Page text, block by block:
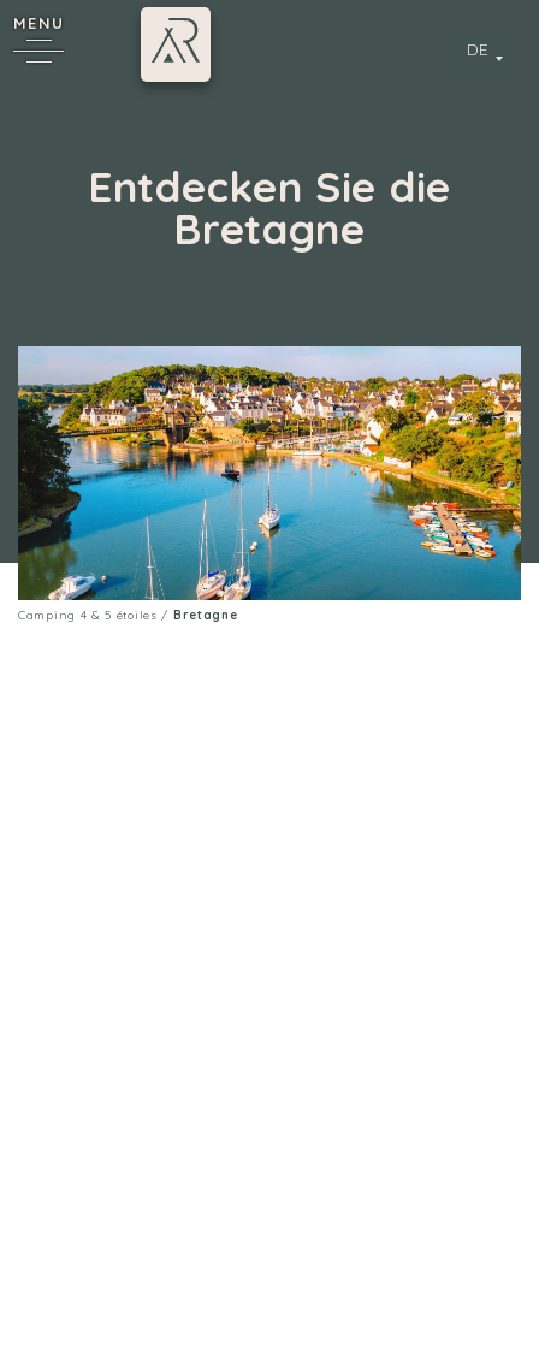
MENU
DE
Entdecken Sie die
Bretagne
Camping 4 & 5 étoiles / Bretagne
CAMPINGPLATZ SAINT-CAST-LE-GUILDO:
LE CHÂTELET
BRETAGNE